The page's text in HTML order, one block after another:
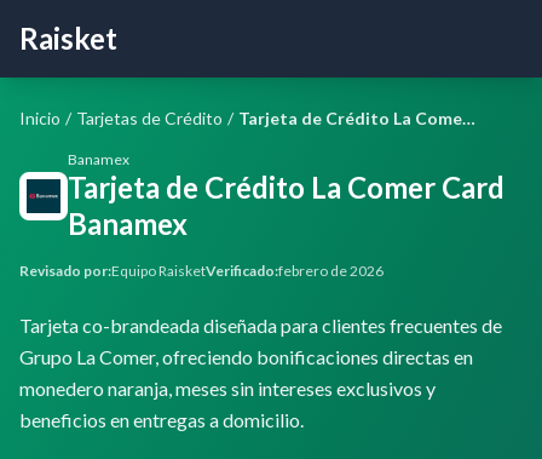
Raisket
Inicio / Tarjetas de Crédito / Tarjeta de Crédito La Comer Card Banamex
Banamex
Tarjeta de Crédito La Comer Card
Banamex
Revisado por:Equipo RaisketVerificado:febrero de 2026
Tarjeta co-brandeada diseñada para clientes frecuentes de
Grupo La Comer, ofreciendo bonificaciones directas en
monedero naranja, meses sin intereses exclusivos y
beneficios en entregas a domicilio.